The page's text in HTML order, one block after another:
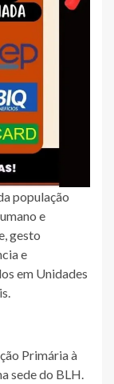
população
e
gesto
e
em Unidades
Primária à
sede do BLH.